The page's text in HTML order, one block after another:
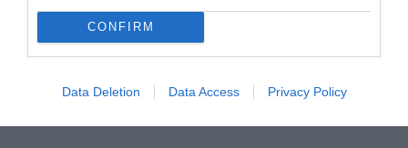
CONFIRM
Data Deletion Data Access Privacy Policy